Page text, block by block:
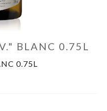
BLANC 0.75L
0.75L